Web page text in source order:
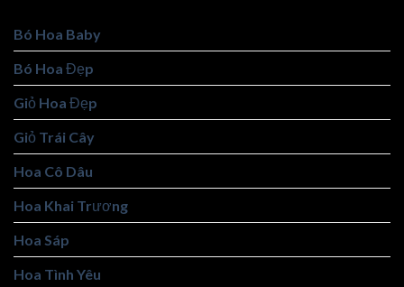
Bó Hoa Baby
Bó Hoa Đẹp
Giỏ Hoa Đẹp
Giỏ Trái Cây
Hoa Cô Dâu
Hoa Khai Trương
Hoa Sáp
Hoa Tình Yêu